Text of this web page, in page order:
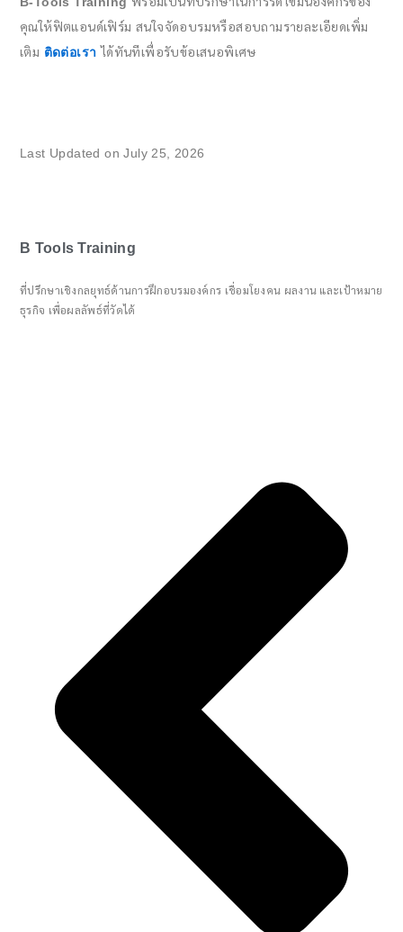
คุณให้ฟิตแอนด์เฟิร์ม สนใจจัดอบรมหรือสอบถามรายละเอียดเพิ่ม
เติม ติดต่อเรา ได้ทันทีเพื่อรับข้อเสนอพิเศษ
Last Updated on July 25, 2026
B Tools Training
ที่ปรึกษาเชิงกลยุทธ์ด้านการฝึกอบรมองค์กร เชื่อมโยงคน ผลงาน และเป้าหมาย
ธุรกิจ เพื่อผลลัพธ์ที่วัดได้